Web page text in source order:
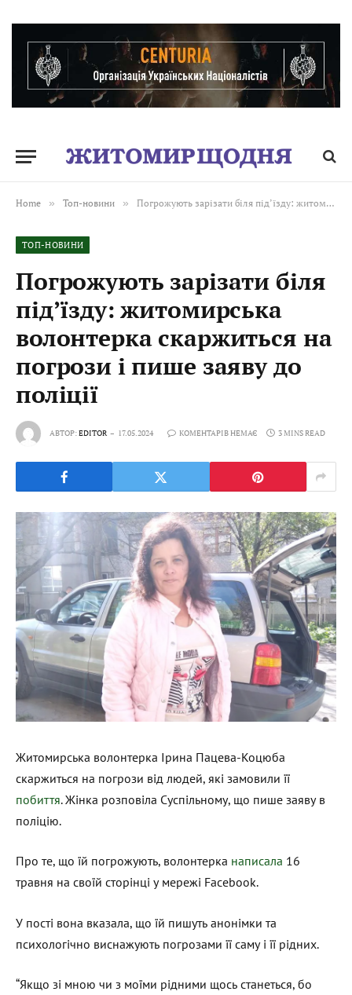
Home » Топ-новини » Погрожують зарізати біля під’їзду: житомирська волонтерка скаржиться на погрози і пише заяву до поліції
ТОП-НОВИНИ
Погрожують зарізати біля
під’їзду: житомирська
волонтерка скаржиться на
погрози і пише заяву до
поліції
АВТОР:EDITOR 17.05.2024 КОМЕНТАРІВ НЕМАЄ 3 MINS READ
Житомирська волонтерка Ірина Пацева-Коцюба
скаржиться на погрози від людей, які замовили її
побиття. Жінка розповіла Суспільному, що пише заяву в
поліцію.
Про те, що їй погрожують, волонтерка написала 16
травня на своїй сторінці у мережі Facebook.
У пості вона вказала, що їй пишуть анонімки та
психологічно виснажують погрозами її саму і її рідних.
“Якщо зі мною чи з моїми рідними щось станеться, бо